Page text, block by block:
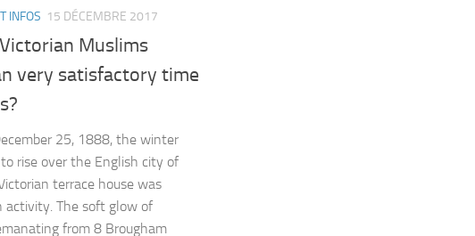
INFOS 15 DÉCEMBRE 2017
Muslims
very satisfactory time
25, 1888, the winter
rise over the English city of
terrace house was
activity. The soft glow of
from 8 Brougham